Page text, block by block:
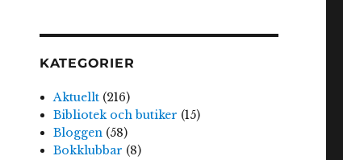
KATEGORIER
Aktuellt (216)
Bibliotek och butiker (15)
Bloggen (58)
Bokklubbar (8)